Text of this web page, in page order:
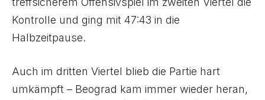
Kontrolle und ging mit 47:43 in die
Halbzeitpause.
Auch im dritten Viertel blieb die Partie hart
umkämpft – Beograd kam immer wieder heran,